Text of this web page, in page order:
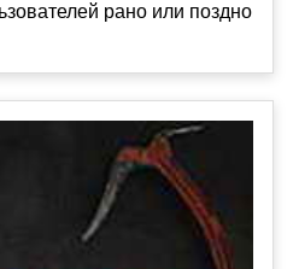
рано или поздно